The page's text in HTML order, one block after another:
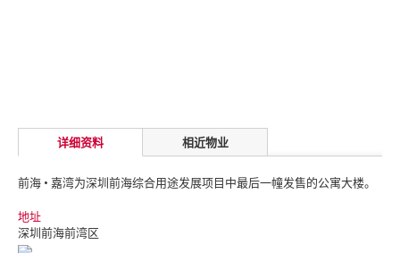
详细资料 相近物业
前海 • 嘉湾为深圳前海综合用途发展项目中最后一幢发售的公寓大楼。
地址
深圳前海前湾区